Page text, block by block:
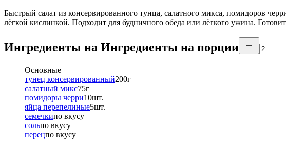
Быстрый салат из консервированного тунца, салатного микса, помидоров
лёгкой кислинкой. Подходит для будничного обеда или лёгкого ужина.
Ингредиенты на Ингредиенты на порции
Основные
тунец консервированный200г
салатный микс75г
помидоры черри10шт.
яйца перепелиные5шт.
семечкипо вкусу
сольпо вкусу
перецпо вкусу